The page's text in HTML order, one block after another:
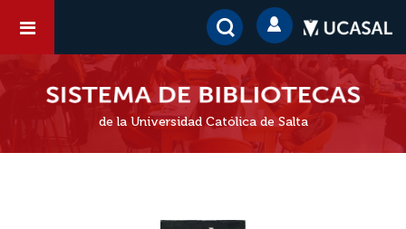
de la Universidad Católica de Salta